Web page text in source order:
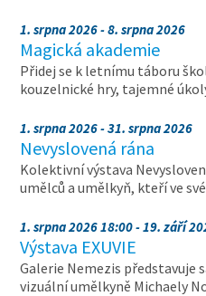
1. srpna 2026 - 8. srpna 2026
Magická akademie
Přidej se k letnímu táboru
kouzelnické hry, tajemné
1. srpna 2026 - 31. srpna 2026
Nevyslovená rána
Kolektivní výstava
umělců a umělkyň, kteří ve
1. srpna 2026 18:00 - 19. září
Výstava EXUVIE
Galerie Nemezis představuje
vizuální umělkyně Michaely